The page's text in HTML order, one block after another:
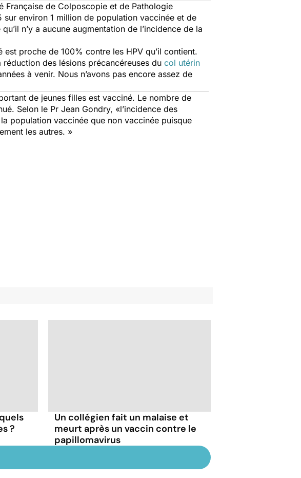
Française de Colposcopie et de Pathologie
sur environ 1 million de population vaccinée et de
n’y a aucune augmentation de l’incidence de la
proche de 100% contre les HPV qu’il contient.
des lésions précancéreuses du col utérin
à venir. Nous n’avons pas encore assez de
de jeunes filles est vacciné. Le nombre de
Selon le Pr Jean Gondry, «l’incidence des
population vaccinée que non vaccinée puisque
les autres. »
?
Un collégien fait un malaise et
meurt après un vaccin contre le
papillomavirus